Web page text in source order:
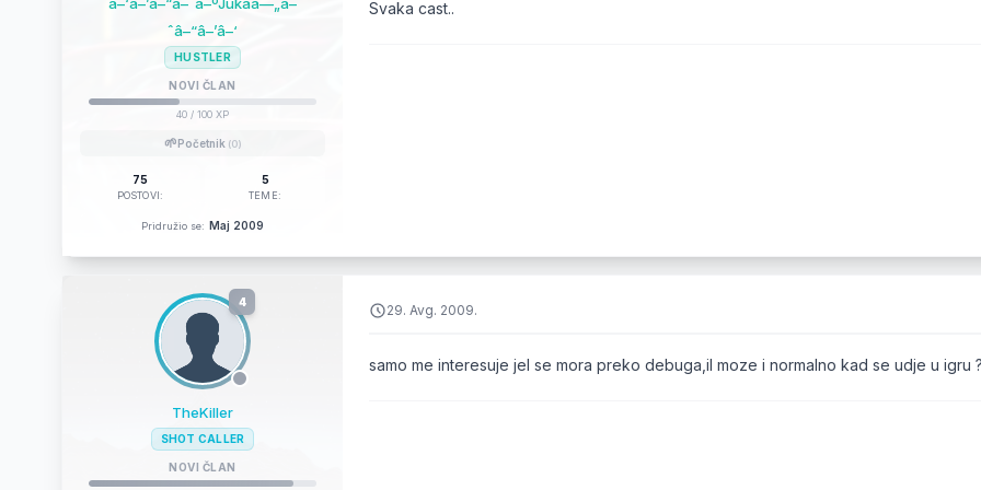
ˆâ–“â–’â–‘
HUSTLER
NOVI ČLAN
40 / 100 XP
🌱Početnik (0)
75
POSTOVI:
5
TEME:
Pridružio se: Maj 2009
Svaka cast..
4
TheKiller
SHOT CALLER
NOVI ČLAN
29. Avg. 2009.
samo me interesuje jel se mora preko debuga,il moze i normalno kad se udje u igru